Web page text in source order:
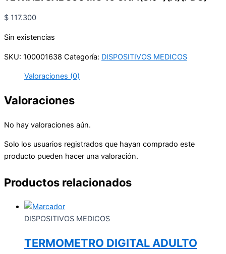
$ 117.300
Sin existencias
SKU: 100001638 Categoría: DISPOSITIVOS MEDICOS
Valoraciones (0)
Valoraciones
No hay valoraciones aún.
Solo los usuarios registrados que hayan comprado este
producto pueden hacer una valoración.
Productos relacionados
DISPOSITIVOS MEDICOS
TERMOMETRO DIGITAL ADULTO